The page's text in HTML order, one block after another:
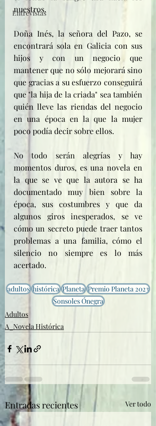
Entrevistas
nuestros.
Doña Inés, la señora del Pazo, se
encontrará sola en Galicia con sus
hijos y con un negocio que
mantener que no sólo mejorará sino
que gracias a su esfuerzo conseguirá
que "la hija de la criada" sea también
quién lleve las riendas del negocio
en una época en la que la mujer
poco podía decir sobre ellos.
No todo serán alegrías y hay
momentos duros, es una novela en
la que se ve que la autora se ha
documentado muy bien sobre la
época, sus costumbres y que da
algunos giros inesperados, se ve
cómo un secreto puede traer tantos
problemas a una familia, cómo el
silencio no siempre es lo más
acertado.
adultos histórica Planeta Premio Planeta 2023
Sonsoles Ónegra
Adultos
A_Novela Histórica
Entradas recientes Ver todo